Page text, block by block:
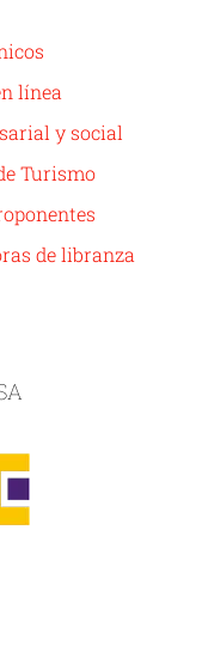
línea
y social
Turismo
de libranza